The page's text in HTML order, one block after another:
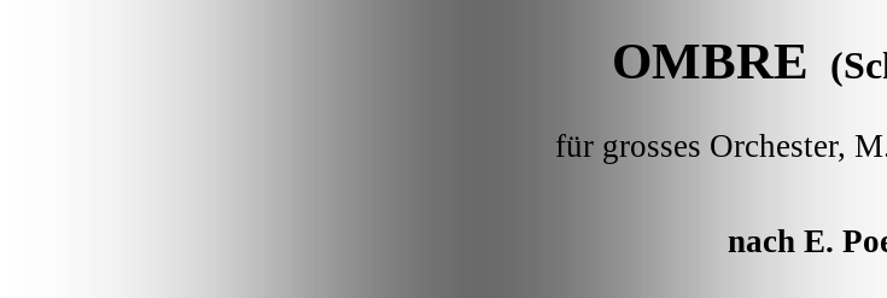
OMBRE
für grosses Orchester,
nach E.